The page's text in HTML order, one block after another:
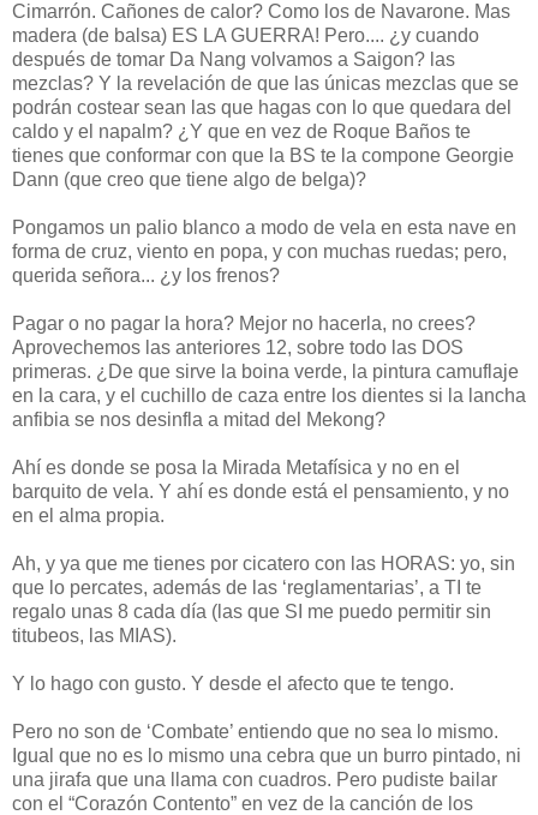
Cimarrón. Cañones de calor? Como los de Navarone. Mas
madera (de balsa) ES LA GUERRA! Pero.... ¿y cuando
después de tomar Da Nang volvamos a Saigon? las
mezclas? Y la revelación de que las únicas mezclas que se
podrán costear sean las que hagas con lo que quedara del
caldo y el napalm? ¿Y que en vez de Roque Baños te
tienes que conformar con que la BS te la compone Georgie
Dann (que creo que tiene algo de belga)?
Pongamos un palio blanco a modo de vela en esta nave en
forma de cruz, viento en popa, y con muchas ruedas; pero,
querida señora... ¿y los frenos?
Pagar o no pagar la hora? Mejor no hacerla, no crees?
Aprovechemos las anteriores 12, sobre todo las DOS
primeras. ¿De que sirve la boina verde, la pintura camuflaje
en la cara, y el cuchillo de caza entre los dientes si la lancha
anfibia se nos desinfla a mitad del Mekong?
Ahí es donde se posa la Mirada Metafísica y no en el
barquito de vela. Y ahí es donde está el pensamiento, y no
en el alma propia.
Ah, y ya que me tienes por cicatero con las HORAS: yo, sin
que lo percates, además de las ‘reglamentarias’, a TI te
regalo unas 8 cada día (las que SI me puedo permitir sin
titubeos, las MIAS).
Y lo hago con gusto. Y desde el afecto que te tengo.
Pero no son de ‘Combate’ entiendo que no sea lo mismo.
Igual que no es lo mismo una cebra que un burro pintado, ni
una jirafa que una llama con cuadros. Pero pudiste bailar
con el “Corazón Contento” en vez de la canción de los